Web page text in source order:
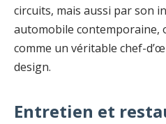
circuits, mais aussi par son
automobile contemporaine,
comme un véritable chef-
design.
Entretien et